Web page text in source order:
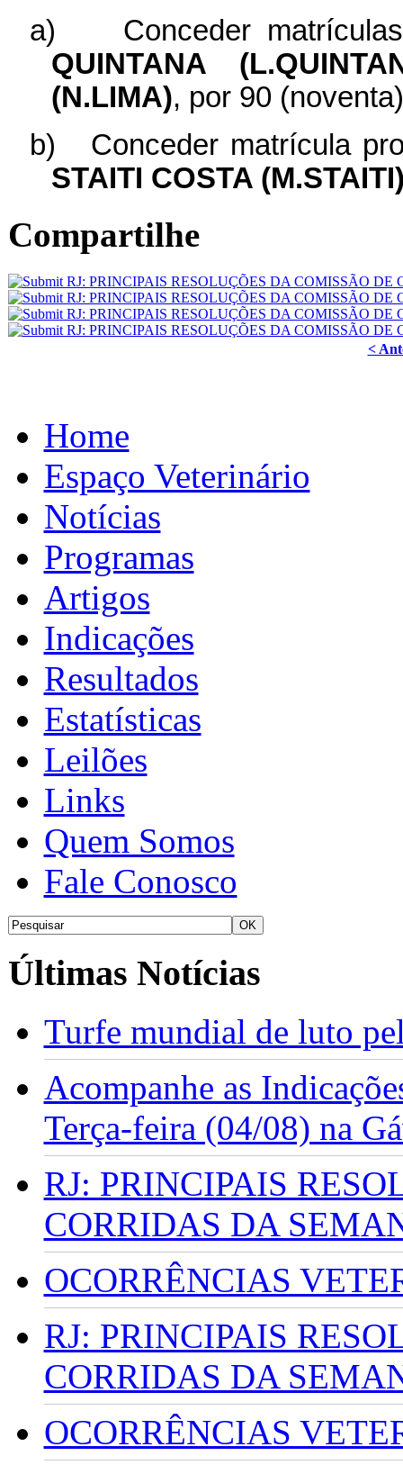
a)
Conceder
QUINTANA
(N.LIMA), por 90
b)
Conceder matrícula
STAITI COSTA
Compartilhe
<
Home
Espaço Veterinário
Notícias
Programas
Artigos
Indicações
Resultados
Estatísticas
Leilões
Links
Quem Somos
Fale Conosco
Últimas Notícias
Turfe mundial de luto
Acompanhe as
Terça-feira (04/08) na
RJ: PRINCIPAIS
CORRIDAS DA
OCORRÊNCIAS
RJ: PRINCIPAIS
CORRIDAS DA
OCORRÊNCIAS